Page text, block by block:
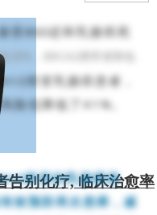
受BSO还和乳腺癌死
2突变乳腺癌患者，
险也降低了 41%
2突变的乳腺癌患
效预防再次患癌，减
告别化疗, 临床治愈率